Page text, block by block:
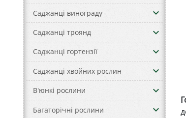
Саджанці винограду keyboard_arrow_down
Саджанці троянд keyboard_arrow_down
Саджанці гортензії keyboard_arrow_down
Саджанці хвойних рослин keyboard_arrow_down
В'юнкі рослини keyboard_arrow_down
Багаторічні рослини keyboard_arrow_down